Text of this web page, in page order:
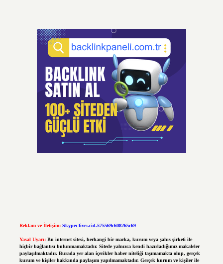
Reklam ve İletişim: Skype: live:.cid.575569c608265c69
Yasal Uyarı: Bu internet sitesi, herhangi bir marka, kurum veya şahıs şirketi ile
hiçbir bağlantısı bulunmamaktadır. Sitede yalnızca kendi hazırladığımız makaleler
paylaşılmaktadır. Burada yer alan içerikler haber niteliği taşımamakta olup, gerçek
kurum ve kişiler hakkında paylaşım yapılmamaktadır. Gerçek kurum ve kişiler ile